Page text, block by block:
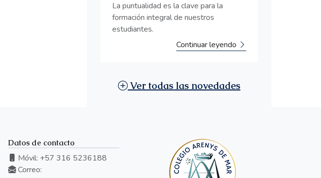
La puntualidad es la clave para la
formación integral de nuestros
estudiantes.
Continuar leyendo
Ver todas las novedades
Datos de contacto
Móvil: +57 316 5236188
Correo: